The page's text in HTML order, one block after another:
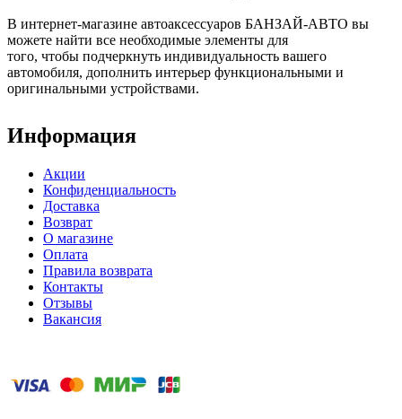
В интернет-магазине автоаксессуаров БАНЗАЙ-АВТО вы
можете найти все необходимые элементы для
того, чтобы подчеркнуть индивидуальность вашего
автомобиля, дополнить интерьер функциональными и
оригинальными устройствами.
Информация
Акции
Конфиденциальность
Доставка
Возврат
О магазине
Оплата
Правила возврата
Контакты
Отзывы
Вакансия